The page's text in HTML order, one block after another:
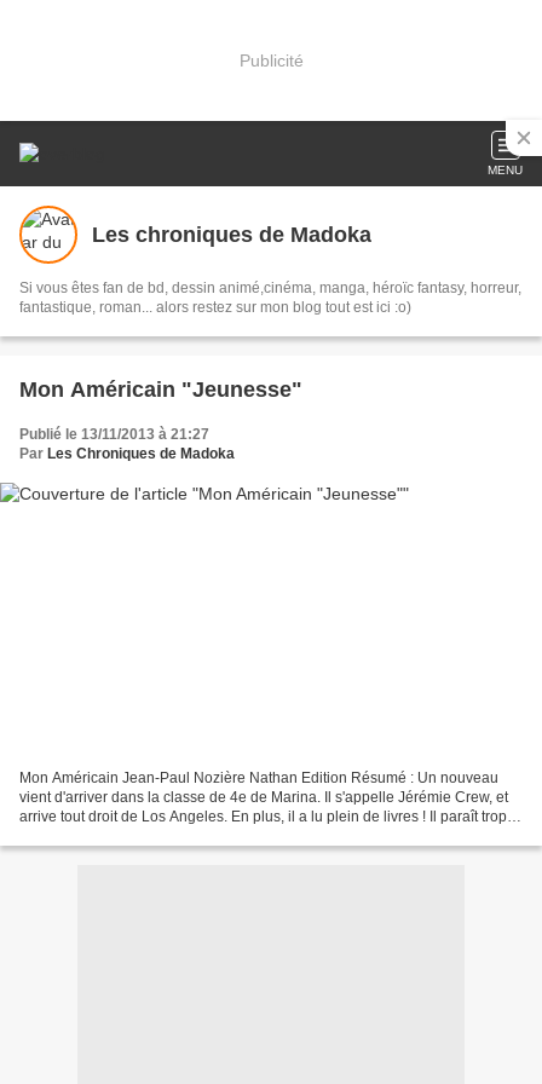
Publicité
MENU
Les chroniques de Madoka
Si vous êtes fan de bd, dessin animé,cinéma, manga, héroïc fantasy, horreur,
fantastique, roman... alors restez sur mon blog tout est ici :o)
Mon Américain "Jeunesse"
Publié le 13/11/2013 à 21:27
Par Les Chroniques de Madoka
Mon Américain Jean-Paul Nozière Nathan Edition Résumé : Un nouveau
vient d'arriver dans la classe de 4e de Marina. Il s'appelle Jérémie Crew, et
arrive tout droit de Los Angeles. En plus, il a lu plein de livres ! Il paraît trop